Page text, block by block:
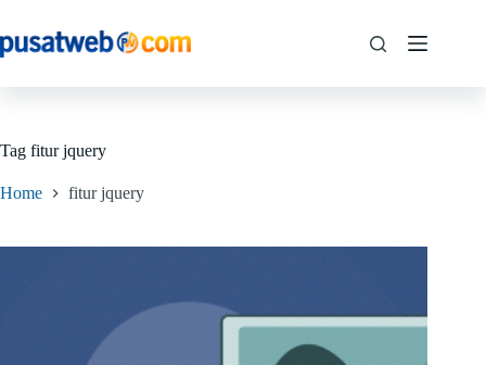
Tag fitur jquery
Home fitur jquery